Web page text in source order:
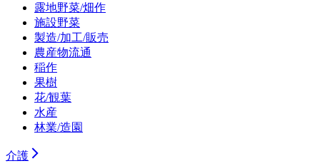
露地野菜/畑作
施設野菜
製造/加工/販売
農産物流通
稲作
果樹
花/観葉
水産
林業/造園
介護